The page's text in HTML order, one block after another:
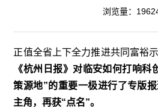
浏览量：
正值全省上下全力推进共同富裕
《杭州日报》对临安如何打响科
策源地”的重要一极进行了专版
主角，再获“点名”。